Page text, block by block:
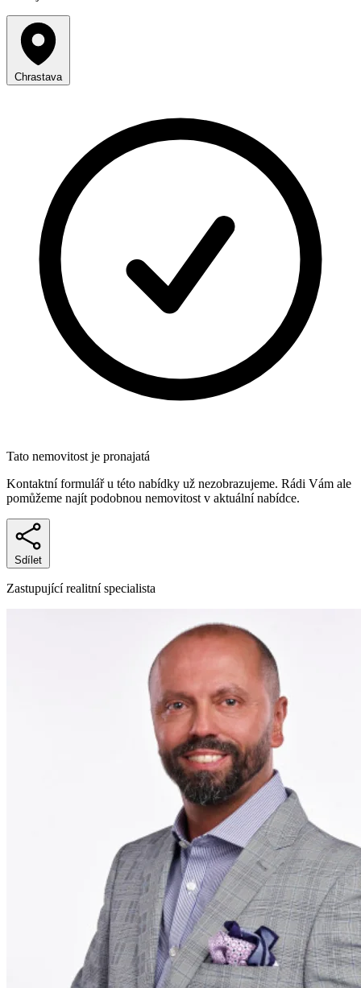
Chrastava
Tato nemovitost je pronajatá
Kontaktní formulář u této nabídky už nezobrazujeme. Rádi Vám ale
pomůžeme najít podobnou nemovitost v aktuální nabídce.
Sdílet
Zastupující realitní specialista